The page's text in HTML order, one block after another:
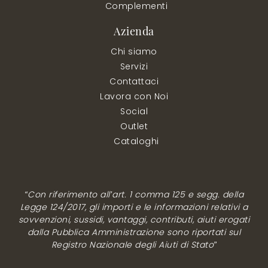
Complementi
Azienda
Chi siamo
Servizi
Contattaci
Lavora con Noi
Social
Outlet
Cataloghi
“Con riferimento all’art. 1 comma 125 e segg. della
Legge 124/2017, gli importi e le informazioni relativi a
sovvenzioni, sussidi, vantaggi, contributi, aiuti erogati
dalla Pubblica Amministrazione sono riportati sul
Registro Nazionale degli Aiuti di Stato”